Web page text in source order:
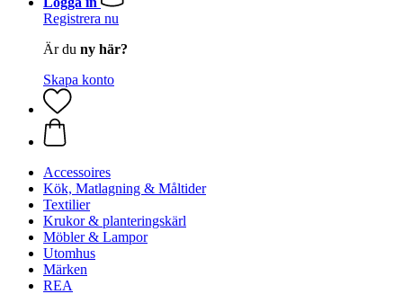
Registrera nu
Är du ny här?
Skapa konto
Accessoires
Kök, Matlagning & Måltider
Textilier
Krukor & planteringskärl
Möbler & Lampor
Utomhus
Märken
REA